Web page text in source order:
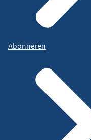
Abonneren